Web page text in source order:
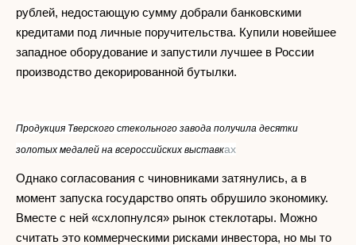
рублей, недостающую сумму добрали банковскими
кредитами под личные поручительства. Купили новейшее
западное оборудование и запустили лучшее в России
производство декорированной бутылки.
Продукция Тверского стекольного завода получила десятки
золотых медалей на всероссийских выставках
Однако согласования с чиновниками затянулись, а в
момент запуска государство опять обрушило экономику.
Вместе с ней «схлопнулся» рынок стеклотары. Можно
считать это коммерческими рисками инвестора, но мы то